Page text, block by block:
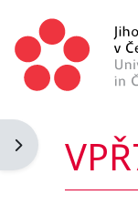
Blockleiste öffnen